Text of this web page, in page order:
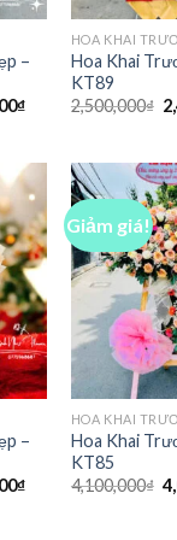
–
₫Giá
1,000,000₫.
HOA KHAI
Hoa Khai
KT89
2,500,000₫
–
₫Giá
Giảm giá!
HOA KHAI
Hoa Khai
KT85
4,100,000₫